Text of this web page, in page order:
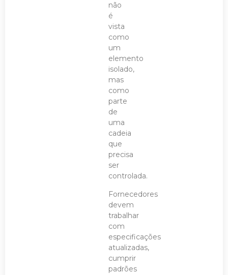
não
é
vista
como
um
elemento
isolado,
mas
como
parte
de
uma
cadeia
que
precisa
ser
controlada.
Fornecedores
devem
trabalhar
com
especificações
atualizadas,
cumprir
padrões